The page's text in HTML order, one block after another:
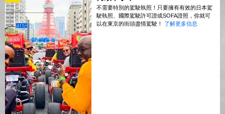
不需要特別的駕駛執照！只要擁有有效的日本駕
駛執照、國際駕駛許可證或SOFA證照，你就可
以在東京的街頭盡情駕駛！ 了解更多信息